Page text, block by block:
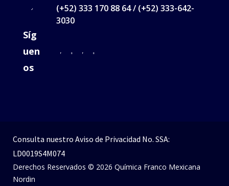
(+52) 333 170 88 64 / (+52) 333-642-
3030
Síg
uen
os
Consulta nuestro Aviso de Privacidad No. SSA:
LD0019S4M074
Derechos Reservados © 2026 Química Franco Mexicana
Nordin